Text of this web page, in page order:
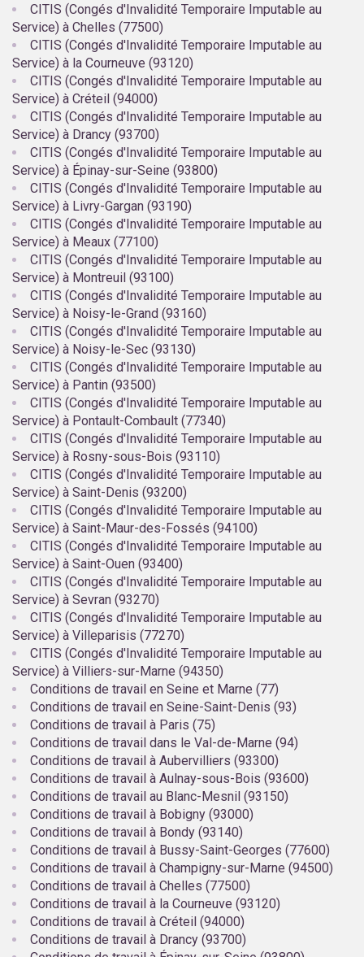
CITIS (Congés d'Invalidité Temporaire Imputable au
Service) à Chelles (77500)
CITIS (Congés d'Invalidité Temporaire Imputable au
Service) à la Courneuve (93120)
CITIS (Congés d'Invalidité Temporaire Imputable au
Service) à Créteil (94000)
CITIS (Congés d'Invalidité Temporaire Imputable au
Service) à Drancy (93700)
CITIS (Congés d'Invalidité Temporaire Imputable au
Service) à Épinay-sur-Seine (93800)
CITIS (Congés d'Invalidité Temporaire Imputable au
Service) à Livry-Gargan (93190)
CITIS (Congés d'Invalidité Temporaire Imputable au
Service) à Meaux (77100)
CITIS (Congés d'Invalidité Temporaire Imputable au
Service) à Montreuil (93100)
CITIS (Congés d'Invalidité Temporaire Imputable au
Service) à Noisy-le-Grand (93160)
CITIS (Congés d'Invalidité Temporaire Imputable au
Service) à Noisy-le-Sec (93130)
CITIS (Congés d'Invalidité Temporaire Imputable au
Service) à Pantin (93500)
CITIS (Congés d'Invalidité Temporaire Imputable au
Service) à Pontault-Combault (77340)
CITIS (Congés d'Invalidité Temporaire Imputable au
Service) à Rosny-sous-Bois (93110)
CITIS (Congés d'Invalidité Temporaire Imputable au
Service) à Saint-Denis (93200)
CITIS (Congés d'Invalidité Temporaire Imputable au
Service) à Saint-Maur-des-Fossés (94100)
CITIS (Congés d'Invalidité Temporaire Imputable au
Service) à Saint-Ouen (93400)
CITIS (Congés d'Invalidité Temporaire Imputable au
Service) à Sevran (93270)
CITIS (Congés d'Invalidité Temporaire Imputable au
Service) à Villeparisis (77270)
CITIS (Congés d'Invalidité Temporaire Imputable au
Service) à Villiers-sur-Marne (94350)
Conditions de travail en Seine et Marne (77)
Conditions de travail en Seine-Saint-Denis (93)
Conditions de travail à Paris (75)
Conditions de travail dans le Val-de-Marne (94)
Conditions de travail à Aubervilliers (93300)
Conditions de travail à Aulnay-sous-Bois (93600)
Conditions de travail au Blanc-Mesnil (93150)
Conditions de travail à Bobigny (93000)
Conditions de travail à Bondy (93140)
Conditions de travail à Bussy-Saint-Georges (77600)
Conditions de travail à Champigny-sur-Marne (94500)
Conditions de travail à Chelles (77500)
Conditions de travail à la Courneuve (93120)
Conditions de travail à Créteil (94000)
Conditions de travail à Drancy (93700)